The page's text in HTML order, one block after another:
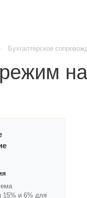
Бухгалтерское
15% и 6% для